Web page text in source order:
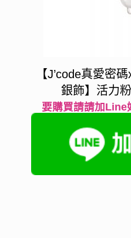
【J’code真愛密
銀飾】活力
要購買請請加Line